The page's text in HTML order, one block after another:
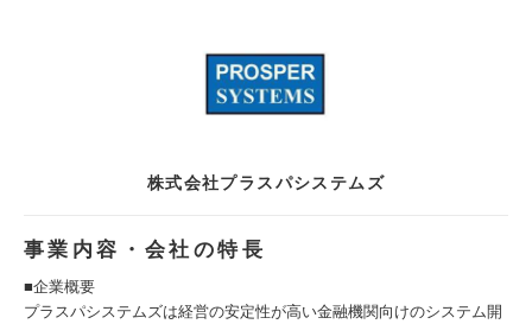
株式会社プラスパシステムズ
事業内容・会社の特長
■企業概要
プラスパシステムズは経営の安定性が高い金融機関向けのシステム開